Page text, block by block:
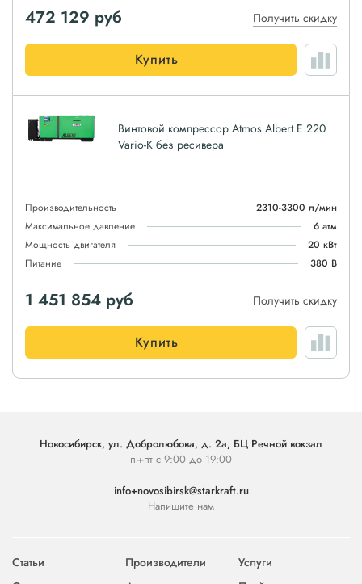
472 129 руб Получить скидку
Купить
Винтовой компрессор Atmos Albert E 220
Vario-K без ресивера
Производительность
2310-3300 л/мин
Максимальное давление
6 атм
Мощность двигателя
20 кВт
Питание
380 В
1 451 854 руб Получить скидку
Купить
Новосибирск, ул. Добролюбова, д. 2а, БЦ Речной вокзал
пн-пт с 9:00 до 19:00
info+novosibirsk@starkraft.ru
Напишите нам
Статьи Производители
Услуги